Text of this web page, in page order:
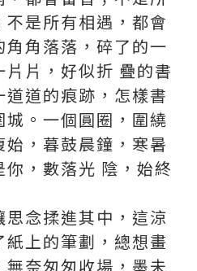
是所有相遇，都會
角落落，碎了的一
片，好似折 疊的書
道的痕跡，怎樣書
。一個圓圈，圍繞
，暮鼓晨鐘，寒暑
，數落光 陰，始終
念揉進其中，這涼
上的筆劃，總想畫
奈匆匆收場，墨未